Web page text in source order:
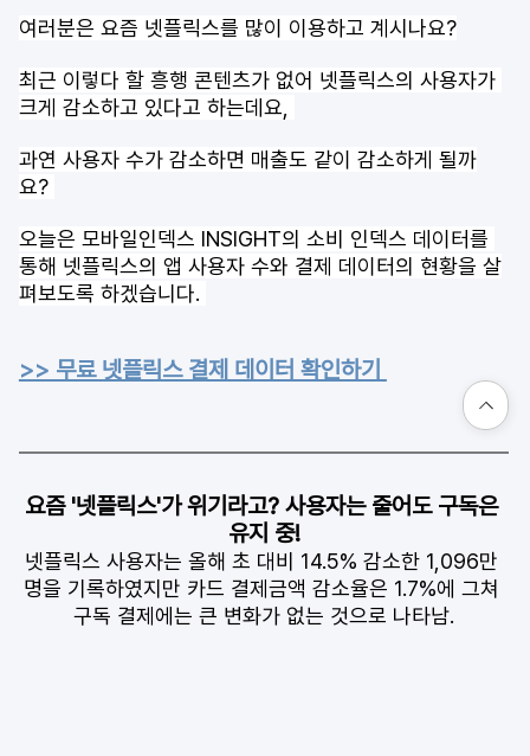
여러분은 요즘 넷플릭스를 많이 이용하고 계시나요?
최근 이렇다 할 흥행 콘텐츠가 없어 넷플릭스의 사용자가
크게 감소하고 있다고 하는데요,
과연 사용자 수가 감소하면 매출도 같이 감소하게 될까
요?
오늘은 모바일인덱스 INSIGHT의 소비 인덱스 데이터를
통해 넷플릭스의 앱 사용자 수와 결제 데이터의 현황을 살
펴보도록 하겠습니다.
>> 무료 넷플릭스 결제 데이터 확인하기
요즘 '넷플릭스'가 위기라고? 사용자는 줄어도 구독은
유지 중!
넷플릭스 사용자는 올해 초 대비 14.5% 감소한 1,096만
명을 기록하였지만 카드 결제금액 감소율은 1.7%에 그쳐
구독 결제에는 큰 변화가 없는 것으로 나타남.